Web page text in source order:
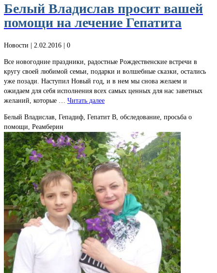
Белый Владислав просит вашей
помощи на лечение Гепатита
Новости | 2.02.2016 | 0
Все новогодние праздники, радостные Рождественские встречи в
кругу своей любимой семьи, подарки и волшебные сказки, остались
уже позади. Наступил Новый год, и в нем мы снова желаем и
ожидаем для себя исполнения всех самых ценных для нас заветных
желаний, которые … Читать далее
Белый Владислав, Гепадиф, Гепатит В, обследование, просьба о
помощи, Реамберин